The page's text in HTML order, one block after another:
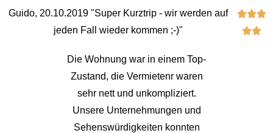
Guido, 20.10.2019 "Super Kurztrip - wir werden auf
jeden Fall wieder kommen ;-)"


Die Wohnung war in einem Top-
Zustand, die Vermietenr waren
sehr nett und unkompliziert.
Unsere Unternehmungen und
Sehenswürdigkeiten konnten